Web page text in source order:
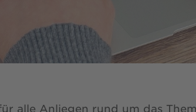
alle Anliegen rund um das